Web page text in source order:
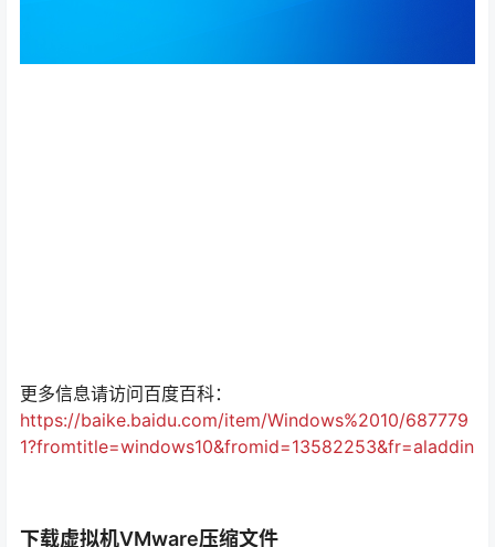
更多信息请访问百度百科：
https://baike.baidu.com/item/Windows%2010/687779
1?fromtitle=windows10&fromid=13582253&fr=aladdin
下载虚拟机VMware压缩文件